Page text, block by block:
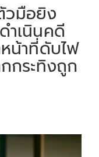
วมือยิง
ำเนินคดี
น้าที่ดับไฟ
กระทิงถูก